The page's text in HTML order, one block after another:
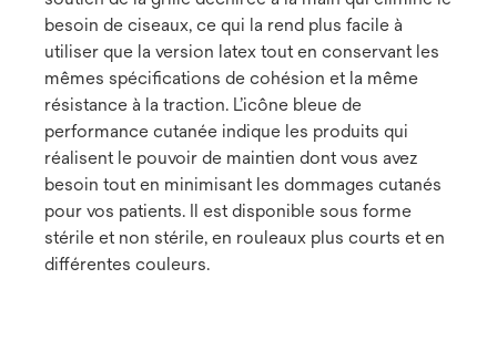
besoin de ciseaux, ce qui la rend plus facile à
utiliser que la version latex tout en conservant les
mêmes spécifications de cohésion et la même
résistance à la traction. L’icône bleue de
performance cutanée indique les produits qui
réalisent le pouvoir de maintien dont vous avez
besoin tout en minimisant les dommages cutanés
pour vos patients. Il est disponible sous forme
stérile et non stérile, en rouleaux plus courts et en
différentes couleurs.